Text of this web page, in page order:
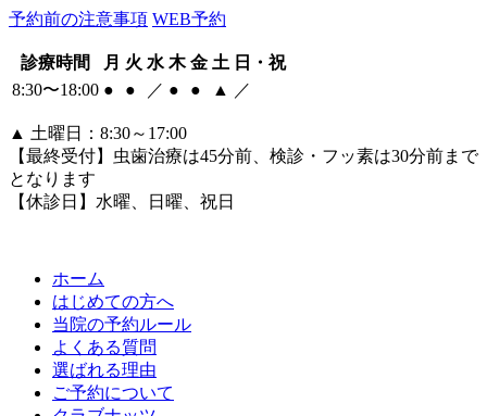
予約前の注意事項 WEB予約
診療時間 月 火 水 木 金 土 日・祝
8:30〜18:00 ● ● ／ ● ● ▲ ／
▲ 土曜日：8:30～17:00
【最終受付】虫歯治療は45分前、検診・フッ素は30分前まで
となります
【休診日】水曜、日曜、祝日
ホーム
はじめての方へ
当院の予約ルール
よくある質問
選ばれる理由
ご予約について